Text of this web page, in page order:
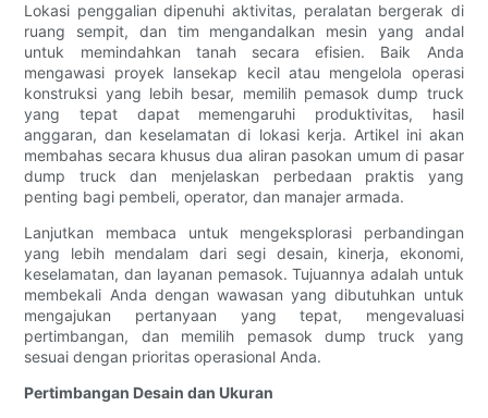
Lokasi penggalian dipenuhi aktivitas, peralatan bergerak di
ruang sempit, dan tim mengandalkan mesin yang andal
untuk memindahkan tanah secara efisien. Baik Anda
mengawasi proyek lansekap kecil atau mengelola operasi
konstruksi yang lebih besar, memilih pemasok dump truck
yang tepat dapat memengaruhi produktivitas, hasil
anggaran, dan keselamatan di lokasi kerja. Artikel ini akan
membahas secara khusus dua aliran pasokan umum di pasar
dump truck dan menjelaskan perbedaan praktis yang
penting bagi pembeli, operator, dan manajer armada.
Lanjutkan membaca untuk mengeksplorasi perbandingan
yang lebih mendalam dari segi desain, kinerja, ekonomi,
keselamatan, dan layanan pemasok. Tujuannya adalah untuk
membekali Anda dengan wawasan yang dibutuhkan untuk
mengajukan pertanyaan yang tepat, mengevaluasi
pertimbangan, dan memilih pemasok dump truck yang
sesuai dengan prioritas operasional Anda.
Pertimbangan Desain dan Ukuran